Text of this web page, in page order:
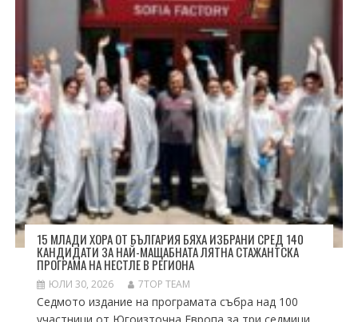
15 МЛАДИ ХОРА ОТ БЪЛГАРИЯ БЯХА ИЗБРАНИ СРЕД 140
КАНДИДАТИ ЗА НАЙ-МАЩАБНАТА ЛЯТНА СТАЖАНТСКА
ПРОГРАМА НА НЕСТЛЕ В РЕГИОНА
ЮЛИ 30, 2026 7TOP TEAM
Седмото издание на програмата събра над 100
участници от Югоизточна Европа за три седмици